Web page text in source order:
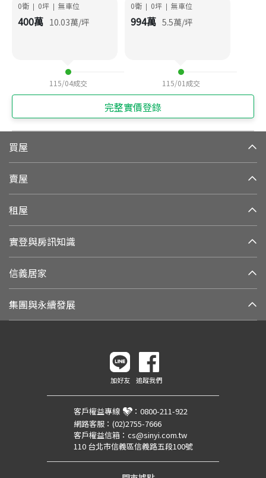
0衛 | 0坪 | 無車位
400萬 10.03萬/坪
115/04成交
0衛 | 0坪 | 無車位
994萬 5.5萬/坪
115/01 成交
完整實價登錄
買屋
賣屋
租屋
實登與房訊知識
信義居家
集團與永續發展
加好友 追蹤我們
客戶權益專線 ： 0800-211-922
網路客服： (02)2755-7666
客戶權益信箱： cs@sinyi.com.tw
110 台北市信義區信義路五段100號